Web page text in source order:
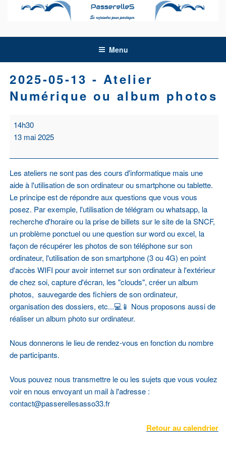
Menu
2025-05-13 - Atelier
Numérique ou album photos
2025-
05-
-
Atelier
Numérique
ou
album
photos
14h30
13 mai 2025
Les ateliers ne sont pas des cours d'informatique mais une
aide à l'utilisation de son ordinateur ou smartphone ou tablette.
Le principe est de répondre aux questions que vous vous
posez. Par exemple, l'utilisation de télégram ou whatsapp, la
recherche d'horaire ou la prise de billets sur le site de la SNCF,
un problème ponctuel ou une question sur word ou excel, la
façon de récupérer les photos de son téléphone sur son
ordinateur, l'utilisation de son smartphone (3 ou 4G) en point
d'accès WIFI pour avoir internet sur son ordinateur à l'extérieur
de chez soi, capture d'écran, les "clouds", créer un album
photos, sauvegarde des fichiers de son ordinateur,
organisation des dossiers, etc...💻📱 Nous proposons aussi de
réaliser un album photo sur ordinateur.
Nous donnerons le lieu de rendez-vous en fonction du nombre
de participants.
Vous pouvez nous transmettre le ou les sujets que vous voulez
voir en nous envoyant un mail à l'adresse :
contact@passerellesasso33.fr
Retour au calendrier